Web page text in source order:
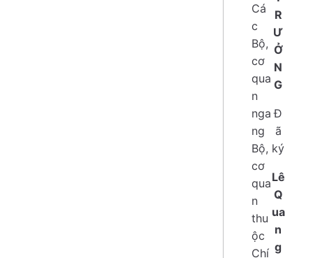
Cá
c
Bộ,
cơ
qua
n
nga
ng
Bộ,
cơ
qua
n
thu
ộc
Chí
R
Ư
Ở
N
G
Đ
ã
ký
Lê
Q
ua
n
g